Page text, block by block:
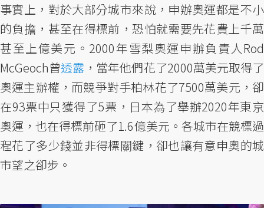
事實上，對於大部分城市來說，申辦奧運都是不小
的負擔，甚至在得標前，恐怕就需要先花費上千萬
甚至上億美元。2000年雪梨奧運申辦負責人Rod
McGeoch曾透露 ，當年他們花了2000萬美元取得了
奧運主辦權，而競爭對手柏林花了7500萬美元，卻
在93票中只獲得了5票，日本為了舉辦2020年東京
奧運，也在得標前砸了1.6億美元。各城市在競標過
程花了多少錢並非得標關鍵，卻也讓有意申奧的城
市望之卻步。